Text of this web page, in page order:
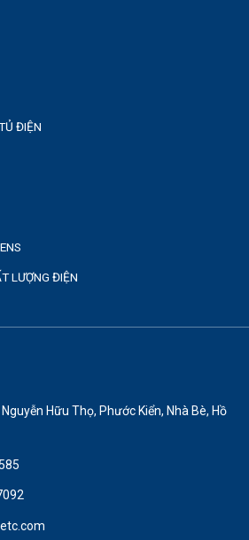
ĐIỆN
LƯỢNG ĐIỆN
Hữu Thọ, Phước Kiển, Nhà Bè, Hồ